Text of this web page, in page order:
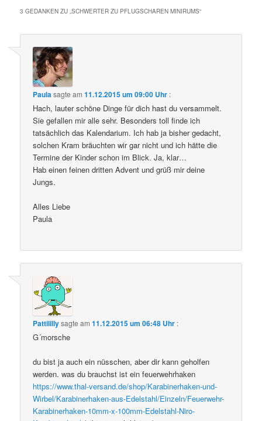
3 GEDANKEN ZU „SCHWERTER ZU PFLUGSCHAREN MINIRUMS“
Paulasagte am11.12.2015 um 09:00 Uhr :
Hach, lauter schöne Dinge für dich hast du versammelt.
Sie gefallen mir alle sehr. Besonders toll finde ich
tatsächlich das Kalendarium. Ich hab ja bisher gedacht,
solchen Kram bräuchten wir gar nicht und ich hätte die
Termine der Kinder schon im Blick. Ja, klar…
Hab einen feinen dritten Advent und grüß mir deine
Jungs.
Alles Liebe
Paula
Pattilillysagte am11.12.2015 um 06:48 Uhr :
G´morsche
du bist ja auch ein nüsschen, aber dir kann geholfen
werden. was du brauchst ist ein feuerwehrhaken
https://www.thal-versand.de/shop/Karabinerhaken-und-
Wirbel/Karabinerhaken-aus-Edelstahl/Einzeln/Feuerwehr-
Karabinerhaken-10mm-x-100mm-Edelstahl-Niro-